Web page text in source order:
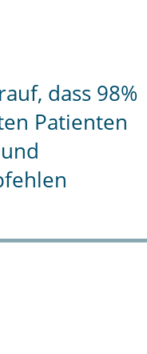
dass 98%
Patienten